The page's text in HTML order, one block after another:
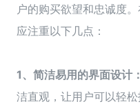
户的购买欲望和忠诚度。
应注重以下几点：
1、简洁易用的界面设计：
洁直观，让用户可以轻